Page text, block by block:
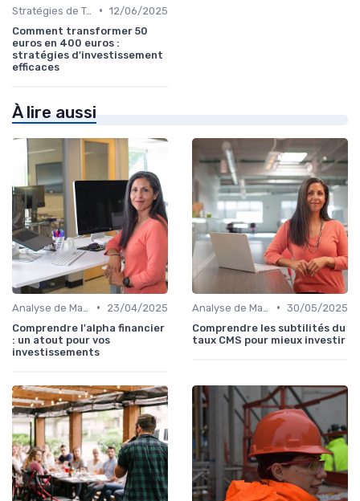
Stratégies de Trading • 12/06/2025
Comment transformer 50
euros en 400 euros :
stratégies d'investissement
efficaces
À lire aussi
•
23/04/2025
Comprendre l'alpha financier
: un atout pour vos
investissements
• 30/05/2025
Comprendre les subtilités du
taux CMS pour mieux investir